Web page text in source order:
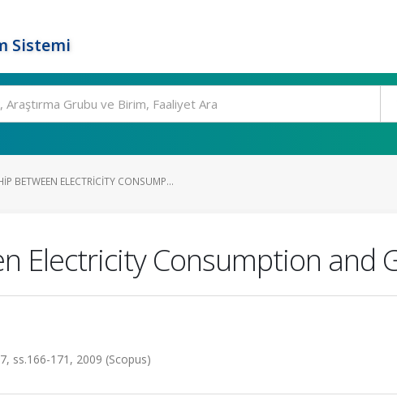
Sistemi
BETWEEN ELECTRICITY CONSUMP...
Electricity Consumption and
ss.166-171, 2009 (Scopus)